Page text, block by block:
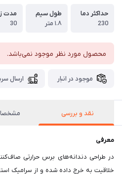
حداکثر دما
230
طول سیم
۱.۸ متر
مدت
30
محصول مورد نظر موجود نمی‌باشد.
موجود در انبار ارسال
نقد و بررسی
معرفی
خلاقیت به خرج داده شده و از سرامیک